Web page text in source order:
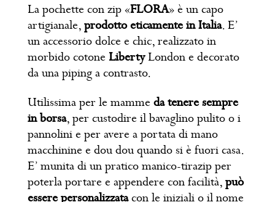
La pochette con zip «FLORA» è un capo
artigianale,prodotto eticamente in Italia. E’
un accessorio dolce e chic, realizzato in
morbido cotone LibertyLondon e decorato
da una piping a contrasto.
Utilissima per le mamme da tenere sempre
in borsa, per custodire il bavaglino pulito o i
pannolini e per avere a portata di mano
macchinine e dou dou quando si è fuori casa.
E’ munita di un pratico manico-tirazip per
poterla portare e appendere con facilità,può
essere personalizzatacon le iniziali o il nome